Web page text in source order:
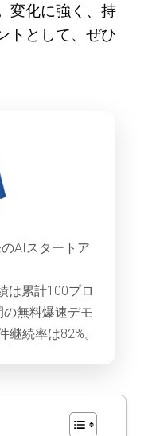
変化に強く、持
トとして、ぜひ
AIスタートア
は累計100プロ
無料爆速デモ
続率は82%。